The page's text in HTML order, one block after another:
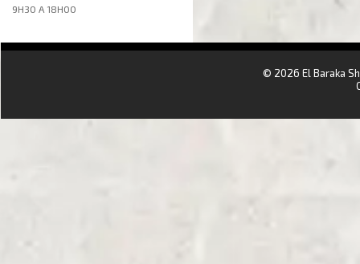
9H30 A 18H00
© 2026 El Baraka